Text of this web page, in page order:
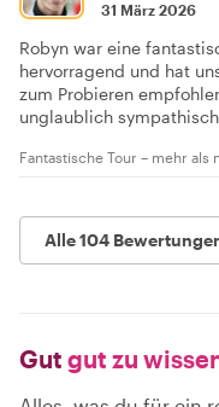
31 März 2026
Robyn war eine
hervorragend und hat
zum Probieren
unglaublich
Fantastische Tour – mehr als
Alle 104
Gut gut zu